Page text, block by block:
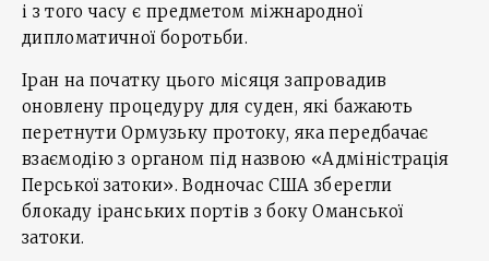
і з того часу є предметом міжнародної
дипломатичної боротьби.
Іран на початку цього місяця запровадив
оновлену процедуру для суден, які бажають
перетнути Ормузьку протоку, яка передбачає
взаємодію з органом під назвою «Адміністрація
Перської затоки». Водночас США зберегли
блокаду іранських портів з боку Оманської
затоки.